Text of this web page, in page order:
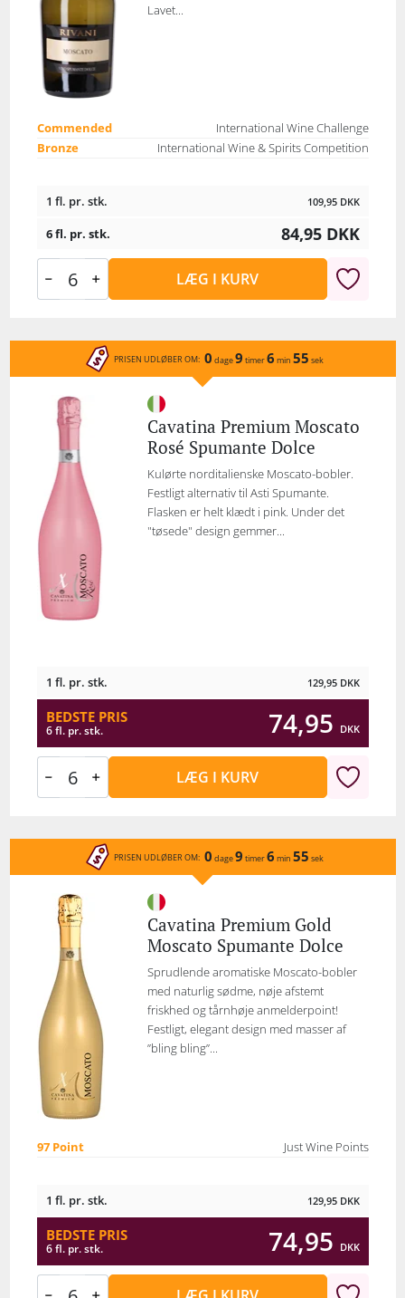
Lavet...
Commended
International Wine Challenge
Bronze
International Wine & Spirits Competition
1 fl. pr. stk. 109,95 DKK
6 fl. pr. stk. 84,95 DKK
LÆG I KURV
PRISEN UDLØBER OM: 0 dage9 timer6 min 55 sek
Cavatina Premium Moscato
Rosé Spumante Dolce
Kulørte norditalienske Moscato-bobler.
Festligt alternativ til Asti Spumante.
Flasken er helt klædt i pink. Under det
"tøsede" design gemmer...
1 fl. pr. stk. 129,95 DKK
BEDSTE PRIS
6 fl. pr. stk. 74,95 DKK
LÆG I KURV
PRISEN UDLØBER OM: 0 dage9 timer6 min 55 sek
Cavatina Premium Gold
Moscato Spumante Dolce
Sprudlende aromatiske Moscato-bobler
med naturlig sødme, nøje afstemt
friskhed og tårnhøje anmelderpoint!
Festligt, elegant design med masser af
”bling bling”...
97 Point Just Wine Points
1 fl. pr. stk. 129,95 DKK
BEDSTE PRIS
6 fl. pr. stk. 74,95 DKK